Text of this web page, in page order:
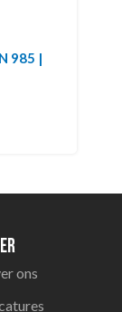
985 |
ons